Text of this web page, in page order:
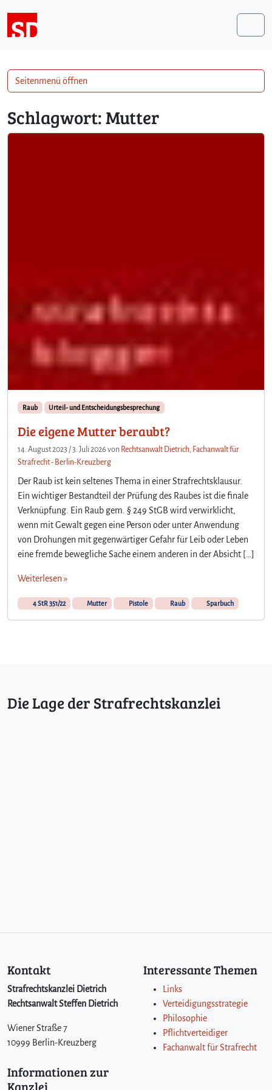
Schlagwort:Mutter
Raub Urteil- und Entscheidungsbesprechung
Die eigene Mutter beraubt?
14. August 2023 /3. Juli 2026 von Rechtsanwalt Dietrich, Fachanwalt für
Strafrecht - Berlin-Kreuzberg
Der Raub ist kein seltenes Thema in einer Strafrechtsklausur.
Ein wichtiger Bestandteil der Prüfung des Raubes ist die finale
Verknüpfung. Ein Raub gem. § 249 StGB wird verwirklicht,
wenn mit Gewalt gegen eine Person oder unter Anwendung
von Drohungen mit gegenwärtiger Gefahr für Leib oder Leben
eine fremde bewegliche Sache einem anderen in der Absicht […]
Weiterlesen »
4 StR 351/22 Mutter Pistole Raub Sparbuch
Seitenmenü öffnen
Die Lage der Strafrechtskanzlei
Kontakt
Strafrechtskanzlei Dietrich
Rechtsanwalt Steffen Dietrich
Wiener Straße 7
10999 Berlin-Kreuzberg
Interessante Themen
Links
Verteidigungsstrategie
Philosophie
Pflichtverteidiger
Fachanwalt für Strafrecht
Informationen zur
Kanzlei